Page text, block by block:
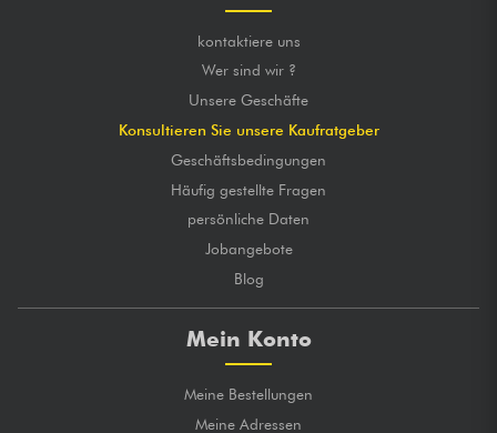
kontaktiere uns
Wer sind wir ?
Unsere Geschäfte
Konsultieren Sie unsere Kaufratgeber
Geschäftsbedingungen
Häufig gestellte Fragen
persönliche Daten
Jobangebote
Blog
Mein Konto
Meine Bestellungen
Meine Adressen